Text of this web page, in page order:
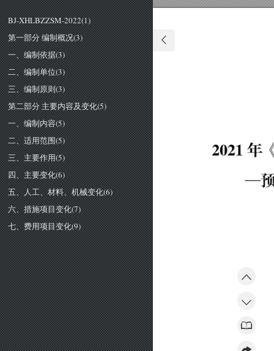
BJ-XHLBZZSM-2022(1)
第一部分 编制概况(3)
一、编制依据(3)
二、编制单位(3)
三、编制原则(3)
第二部分 主要内容及变化(5)
一、编制内容(5)
二、适用范围(5)
三、主要作用(5)
四、主要变化(6)
五、人工、材料、机械变化(6)
六、措施项目变化(7)
七、费用项目变化(9)
２
０２
１ 年
一